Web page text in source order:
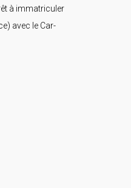
à immatriculer
avec le Car-